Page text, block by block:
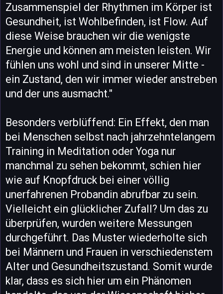
Zusammenspiel der Rhythmen im Körper ist
Gesundheit, ist Wohlbefinden, ist Flow. Auf
diese Weise brauchen wir die wenigste
Energie und können am meisten leisten. Wir
fühlen uns wohl und sind in unserer Mitte -
ein Zustand, den wir immer wieder anstreben
und der uns ausmacht."
Besonders verblüffend: Ein Effekt, den man
bei Menschen selbst nach jahrzehntelangem
Training in Meditation oder Yoga nur
manchmal zu sehen bekommt, schien hier
wie auf Knopfdruck bei einer völlig
unerfahrenen Probandin abrufbar zu sein.
Vielleicht ein glücklicher Zufall? Um das zu
überprüfen, wurden weitere Messungen
durchgeführt. Das Muster wiederholte sich
bei Männern und Frauen in verschiedenstem
Alter und Gesundheitszustand. Somit wurde
klar, dass es sich hier um ein Phänomen